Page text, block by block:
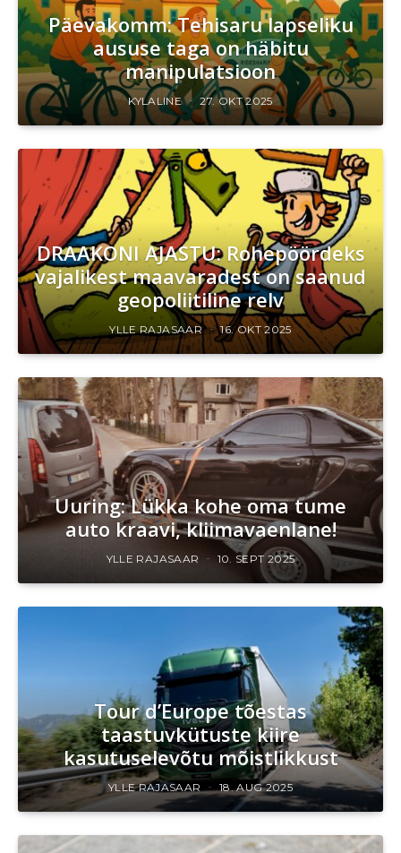
Päevakomm: Tehisaru lapseliku
aususe taga on häbitu
manipulatsioon
KYLALINE 27. OKT 2025
DRAAKONI AJASTU: Rohepöördeks
vajalikest maavaradest on saanud
geopoliitiline relv
YLLE RAJASAAR 16. OKT 2025
Uuring: Lükka kohe oma tume
auto kraavi, kliimavaenlane!
YLLE RAJASAAR 10. SEPT 2025
Tour d’Europe tõestas
taastuvkütuste kiire
kasutuselevõtu mõistlikkust
YLLE RAJASAAR 18. AUG 2025